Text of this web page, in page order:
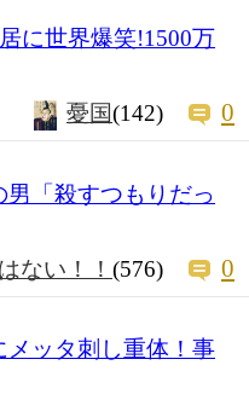
に世界爆笑!1500万
憂国(142) 0
「殺すつもりだっ
ない！！ (576) 0
ッタ刺し重体！事